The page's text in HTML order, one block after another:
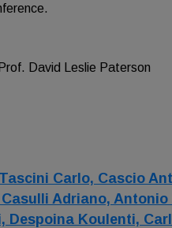
David Leslie Paterson
Tascini Carlo, Cascio
Casulli Adriano, Antonio
Despoina Koulenti,